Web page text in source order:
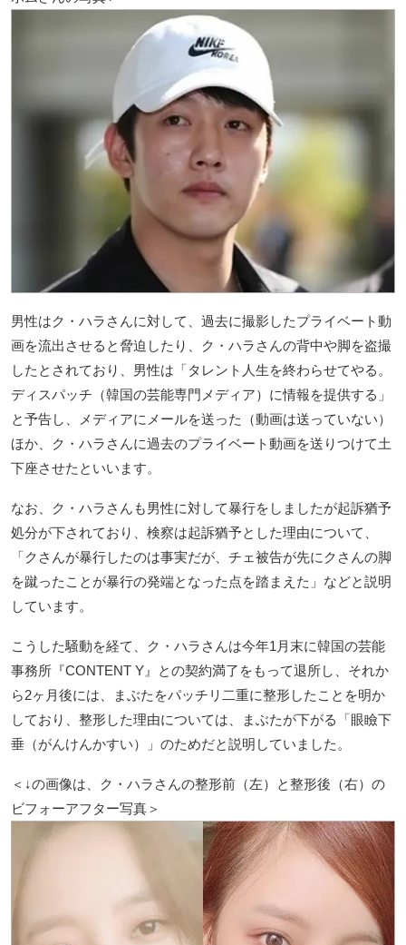
男性はク・ハラさんに対して、過去に撮影したプライベート動
画を流出させると脅迫したり、ク・ハラさんの背中や脚を盗撮
したとされており、男性は「タレント人生を終わらせてやる。
ディスパッチ（韓国の芸能専門メディア）に情報を提供する」
と予告し、メディアにメールを送った（動画は送っていない）
ほか、ク・ハラさんに過去のプライベート動画を送りつけて土
下座させたといいます。
なお、ク・ハラさんも男性に対して暴行をしましたが起訴猶予
処分が下されており、検察は起訴猶予とした理由について、
「クさんが暴行したのは事実だが、チェ被告が先にクさんの脚
を蹴ったことが暴行の発端となった点を踏まえた」などと説明
しています。
こうした騒動を経て、ク・ハラさんは今年1月末に韓国の芸能
事務所『CONTENT Y』との契約満了をもって退所し、それか
ら2ヶ月後には、まぶたをパッチリ二重に整形したことを明か
しており、整形した理由については、まぶたが下がる「眼瞼下
垂（がんけんかすい）」のためだと説明していました。
＜↓の画像は、ク・ハラさんの整形前（左）と整形後（右）の
ビフォーアフター写真＞